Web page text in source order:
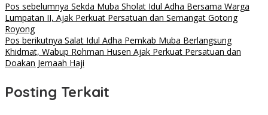
Pos sebelumnya Sekda Muba Sholat Idul Adha Bersama Warga
Lumpatan II, Ajak Perkuat Persatuan dan Semangat Gotong
Royong
Pos berikutnya Salat Idul Adha Pemkab Muba Berlangsung
Khidmat, Wabup Rohman Husen Ajak Perkuat Persatuan dan
Doakan Jemaah Haji
Posting Terkait